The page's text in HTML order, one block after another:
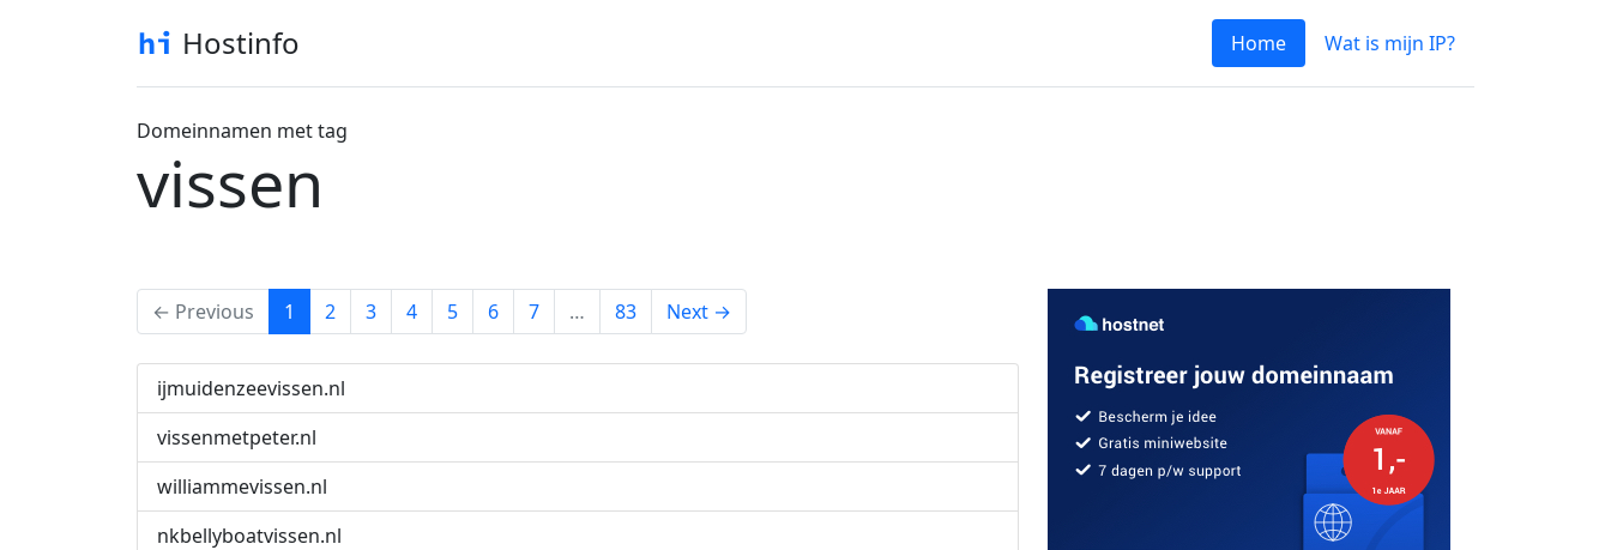
Hostinfo Home Wat is mijn IP?
Domeinnamen met tag
vissen
← Previous 1 (current)
2 3 4 5 6 7 … 83 Next →
ijmuidenzeevissen.nl
vissenmetpeter.nl
williammevissen.nl
nkbellyboatvissen.nl